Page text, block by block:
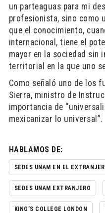
un parteaguas para mi
profesionista, sino como
que el conocimiento,
internacional, tiene el
mayor en la sociedad sin
territorial en la que uno
Como señaló uno de los
Sierra, ministro de
importancia de
mexicanizar lo universal”.
HABLAMOS DE:
SEDES UNAM EN EL
SEDES UNAM EXTRANJERO
KING’S COLLEGE LONDON